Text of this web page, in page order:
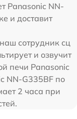
Panasonic NN-
и доставит
сотрудник сц
и озвучит
печи Panasonic
NN-G335BF по
2 часа при